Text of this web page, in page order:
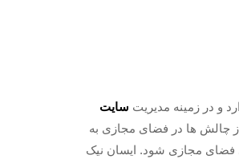
و در زمینه مدیریت سایت
چالش ها در فضای مجازی به
فضای مجازی شود. ایسان نیک